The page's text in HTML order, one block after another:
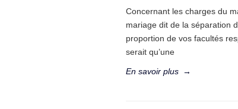
Concernant les charges du
mariage dit de la séparation
proportion de vos facultés
serait qu’une
En savoir plus →